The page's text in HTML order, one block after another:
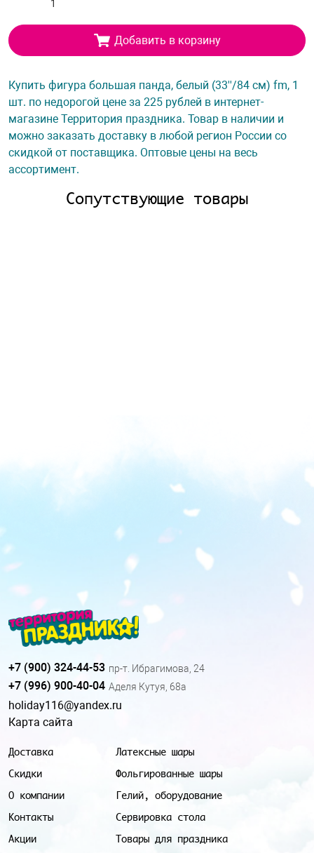
Добавить в корзину
Купить фигура большая панда, белый (33''/84 см) fm, 1
шт. по недорогой цене за 225 рублей в интернет-
магазине Территория праздника. Товар в наличии и
можно заказать доставку в любой регион России со
скидкой от поставщика. Оптовые цены на весь
ассортимент.
Сопутствующие товары
Доставка
Скидки
О компании
Контакты
Акции
Латексные шары
Фольгированные шары
Гелий, оборудование
Сервировка стола
Товары для праздника
+7 (900) 324-44-53 пр-т. Ибрагимова, 24
+7 (996) 900-40-04 Аделя Кутуя, 68а
holiday116@yandex.ru
Карта сайта